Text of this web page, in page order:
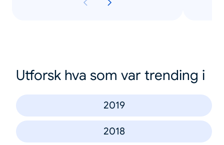
Utforsk hva som var trending i
2019
2018